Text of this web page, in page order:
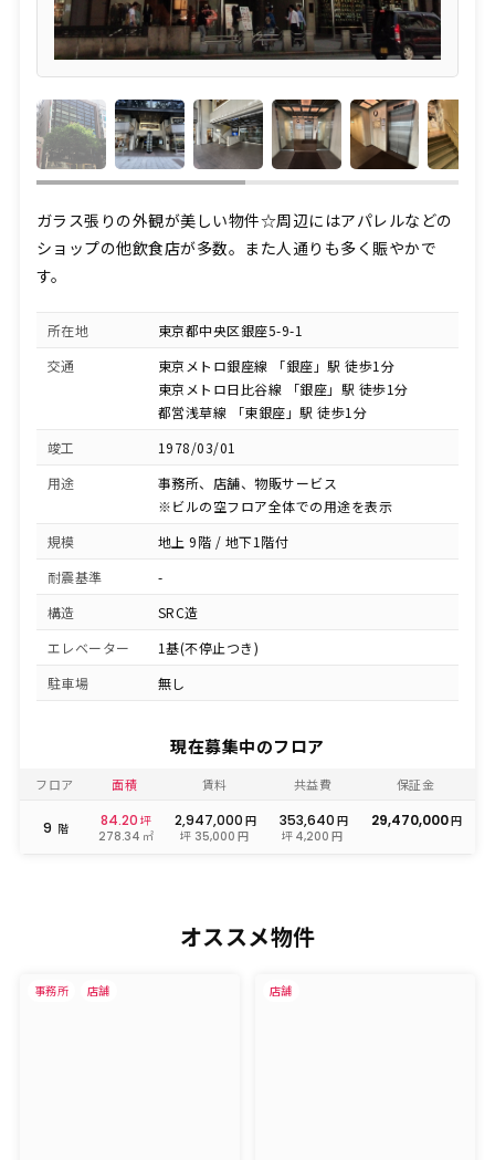
ガラス張りの外観が美しい物件☆周辺にはアパレルなどの
ショップの他飲食店が多数。また人通りも多く賑やかで
す。
所在地
東京都中央区銀座5-9-1
交通
東京メトロ銀座線 「銀座」駅 徒歩1分
東京メトロ日比谷線 「銀座」駅 徒歩1分
都営浅草線 「東銀座」駅 徒歩1分
竣工
1978/03/01
用途
事務所、店舗、物販サービス
※ビルの空フロア全体での用途を表示
規模
地上 9階 / 地下1階付
耐震基準
-
構造
SRC造
エレベーター
1基(不停止つき)
駐車場
無し
現在募集中のフロア
フロア 面積 賃料 共益費 保証金
9 階 84.20 坪
278.34 ㎡
2,947,000 円
坪 35,000 円
353,640 円
坪 4,200 円
29,470,000円
オススメ物件
事務所 店舗 店舗